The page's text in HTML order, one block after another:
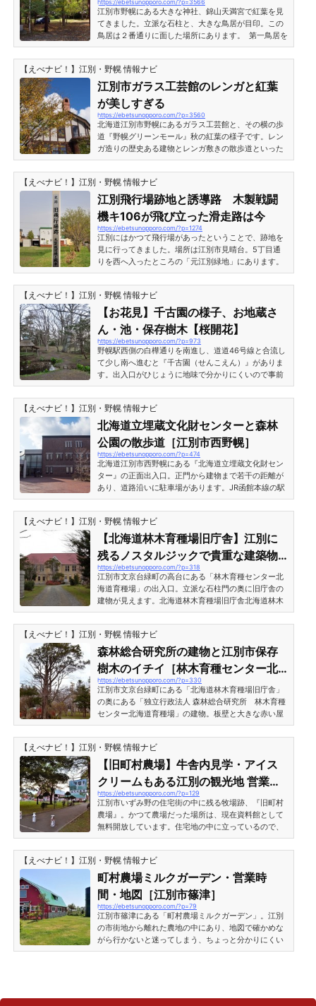
「旧精農寮」の建物があります。酪農学園大学・精農
寮「酪農学園大学・研修...
https://ebetsunopporo.com/?p=3566
江別市野幌にある大きな神社、錦山天満宮で紅葉を見
てきました。立派な石柱と、大きな鳥居が目印。この
鳥居は２番通りに面した場所にあります。 第一鳥居を
くぐったところの参道。地面には落ち葉が広がってい
ます。 第二鳥居をくぐったところ。両脇に石灯籠と狛
犬があり、その先に拝殿が見えます。紅葉した木々が
ちらほら。 錦山天満宮のとなりにある錦山緑地。こち
らも紅葉がとてもきれいでベンチもあります。 錦山緑
地の黄葉と、屯田資料館を示す看板の柱。 錦山天満宮
のとなりにある屯田資料館の建...
【えべナビ！】江別・野幌 情報ナビ
江別市ガラス工芸館のレンガと紅葉
が美しすぎる
https://ebetsunopporo.com/?p=3560
北海道江別市野幌にあるガラス工芸館と、その横の歩
道『野幌グリーンモール』秋の紅葉の様子です。レン
ガ造りの歴史ある建物とレンガ敷きの散歩道といった
「レンガの街・江別」らしさが味わえる場所です。紅
葉と並ぶ煉瓦積みがたいへん美しい。【秋の紅葉シー
ズン】江別市ガラス工芸館のレンガと紅葉真っ赤なモ
ミジとレンガ造りのガラス工芸館の様子です。今シー
ズンの紅葉は実に鮮やかでキレイな色づきを見せてい
ました。また、特徴あるレンガ建築の『ガラス工芸
館』は、秋の色づきとひじょうに相性が良く、何度見
ても楽しめる景観で...
【えべナビ！】江別・野幌 情報ナビ
江別飛行場跡地と誘導路 木製戦闘
機キ106が飛び立った滑走路は今
https://ebetsunopporo.com/?p=1274
江別にはかつて飛行場があったということで、跡地を
見に行ってきました。場所は江別市見晴台。5丁目通
りを西へ入ったところの「元江別緑地」にあります。
緑地には巨大な送電線の鉄塔が立っており、頭上を電
線が走っています。江別の飛行場跡地江別飛行場の跡
を示す標柱。『史跡 旧飛行場跡 木製戦闘機と戦
争』と書かれていました。 飛行場跡周辺の現在標柱か
ら東側を見たところ。緑地と送電線が見え、右奥には
パン屋「もみの木」があり、周囲は閑静な住宅街が広
がっています。参考：江別市内の「パン屋さん」美味
しい評判の8店...
【えべナビ！】江別・野幌 情報ナビ
【お花見】千古園の様子、お地蔵さ
ん・池・保存樹木【桜開花】
https://ebetsunopporo.com/?p=973
野幌駅西側の白樺通りを南進し、道道46号線と合流し
て少し南へ進むと『千古園（せんこえん）』がありま
す。出入口がひじょうに地味で分かりにくいので事前
に地図で確認しておかないと通りすぎてしまいそうで
す。史跡・千古園とは？千古園に入るとすぐ、「史
跡 千古園」の石柱と説明板が立っているのが見えま
す。説明板には以下のように書かれていました。江別
市指定文化財 第一号 史跡 千古園 昭和四十六年
八月十二日指定千古園は、かつて、江別市の発展に大
きな功績のあった民間開拓団体「北越殖民社」の二代
目社長関矢孫左衛門...
【えべナビ！】江別・野幌 情報ナビ
北海道立埋蔵文化財センターと森林
公園の散歩道［江別市西野幌］
https://ebetsunopporo.com/?p=474
北海道江別市西野幌にある『北海道立埋蔵文化財セン
ター』の正面出入口。正門から建物まで若干の距離が
あり、道路沿いに駐車場があります。JR函館本線の駅
から言うと、最寄り駅は大麻駅になります。直線距離
だと森林公園駅の方が近いのですが、道路の関係と地
形上の関係でおそらく大麻駅のほうが近いのではない
かと思われます。 埋蔵文化財センターが札幌にあると
思っている方もいるのですが江別市です。ちなみに札
幌と江別の境界線から200m位の位置にあります。北
海道立埋蔵文化財センター北海道埋蔵文化財センター
の建物と入口...
【えべナビ！】江別・野幌 情報ナビ
【北海道林木育種場旧庁舎】江別に
残るノスタルジックで貴重な建築物
［林木育種センター北海道育種場
（1）］
https://ebetsunopporo.com/?p=318
江別市文京台緑町の高台にある「林木育種センター北
海道育種場」の出入口。立派な石柱門の奥に旧庁舎の
建物が見えます。北海道林木育種場旧庁舎北海道林木
育種場旧庁舎、正面。歴史的建造物ですハーフティン
バーが美しい。石造りの門も凝っています。 左側から
見た旧庁舎。今では珍しい縦長の窓。 右側から見た旧
庁舎。三角屋根破風部分の飾りが目を引きます。 北海
道林木育種場旧庁舎とは何なのか？その歴史北海道林
木育種場旧庁舎の説明板。以下のように書かれていま
す。登録有形文化財 北海道林木育種...
【えべナビ！】江別・野幌 情報ナビ
森林総合研究所の建物と江別市保存
樹木のイチイ［林木育種センター北
海道育種場（2）］
https://ebetsunopporo.com/?p=330
江別市文京台緑町にある「北海道林木育種場旧庁舎」
の奥にある「独立行政法人 森林総合研究所 林木育種
センター北海道育種場」の建物。板壁と大きな赤い屋
根が特徴です。林木育種センター北海道育種場・野幌
森林公園案内図林木育種センター北海道育種場の前に
立つ案内図には、森林公園のどこにどの木が植えられ
ているかが分かる地図になっていました。この場所か
ら奥に進むと森林公園内の散歩道が続いています。左
に進むと野幌総合運動公園。右に進むと森林公園・大
沢口や百年記念塔方面に出ます。 江別市保存樹木のイ
チイ「北海...
【えべナビ！】江別・野幌 情報ナビ
【旧町村農場】牛舎内見学・アイス
クリームもある江別の観光地 営業時
間・アクセス地図［北海道江別市い
ずみ野］
https://ebetsunopporo.com/?p=129
江別市いずみ野の住宅街の中に残る牧場跡、『旧町村
農場』。かつて農場だった場所は、現在資料館として
無料開放しています。住宅地の中に立っているので、
車で行くと意外とわかりにくいです。旧農場脇の道路
も細く、気を抜くと通りすぎてしまう、そんな旧町村
農場をご紹介。旧町村農場の敷地内旧町村農場の敷地
内の南西側に駐車場があります。バスが数台停まれる
くらいの、わりと広いスペースが取られています。 写
真右側の小さな建物はトイレです。写真奥に大きな牛
舎、左手に二つのサイロが立っています。 牛舎内見
学・資...
【えべナビ！】江別・野幌 情報ナビ
町村農場ミルクガーデン・営業時
間・地図［江別市篠津］
https://ebetsunopporo.com/?p=79
江別市篠津にある「町村農場ミルクガーデン」。江別
の市街地から離れた農地の中にあり、地図で確かめな
がら行かないと迷ってしまう、ちょっと分かりにくい
所にあります。週末・休日などは観光客や地元の人た
ーツショップです。特製バターやクリームチーズ、チ